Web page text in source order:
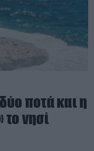
ποτά και η
το νησί